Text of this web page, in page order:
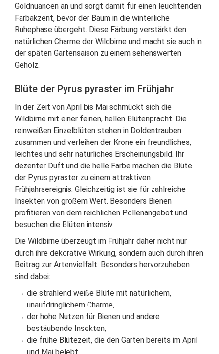
Goldnuancen an und sorgt damit für einen leuchtenden
Farbakzent, bevor der Baum in die winterliche
Ruhephase übergeht. Diese Färbung verstärkt den
natürlichen Charme der Wildbirne und macht sie auch in
der späten Gartensaison zu einem sehenswerten
Gehölz.
Blüte der Pyrus pyraster im Frühjahr
In der Zeit von April bis Mai schmückt sich die
Wildbirne mit einer feinen, hellen Blütenpracht. Die
reinweißen Einzelblüten stehen in Doldentrauben
zusammen und verleihen der Krone ein freundliches,
leichtes und sehr natürliches Erscheinungsbild. Ihr
dezenter Duft und die helle Farbe machen die Blüte
der Pyrus pyraster zu einem attraktiven
Frühjahrsereignis. Gleichzeitig ist sie für zahlreiche
Insekten von großem Wert. Besonders Bienen
profitieren von dem reichlichen Pollenangebot und
besuchen die Blüten intensiv.
Die Wildbirne überzeugt im Frühjahr daher nicht nur
durch ihre dekorative Wirkung, sondern auch durch ihren
Beitrag zur Artenvielfalt. Besonders hervorzuheben
sind dabei:
die strahlend weiße Blüte mit natürlichem,
unaufdringlichem Charme,
der hohe Nutzen für Bienen und andere
bestäubende Insekten,
die frühe Blütezeit, die den Garten bereits im April
und Mai belebt.